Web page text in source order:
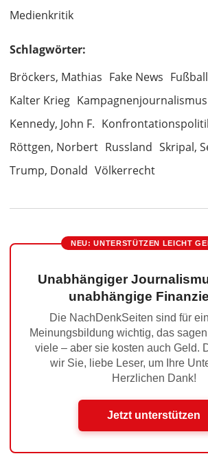
Medienkritik
Schlagwörter:
Bröckers, Mathias Fake News Fußball
Kalter Krieg Kampagnenjournalismus
Kennedy, John F.
Röttgen, Norbert Russland Skripal,
Trump, Donald Völkerrecht
NEU: UNTERSTÜTZEN LEICHT
Unabhängiger
unabhängige
Die NachDenkSeiten sind für
Meinungsbildung wichtig, das
viele – aber sie kosten auch Geld.
wir Sie, liebe Leser, um Ihre
Herzlichen Dank!
Jetzt unterstützen